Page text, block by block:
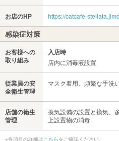
お店のHP https://catcafe-
感染症対策
お客様への
取り組み
入店時
店内に消毒液設置
従業員の安
全衛生管理
マスク着用、頻繁な手洗
店舗の衛生
管理
換気設備の設置と換気、
上設置物の消毒
※各項目の詳細はこちらをご確認ください。